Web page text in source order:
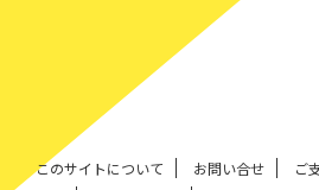
このサイトについて お問い合せ ご